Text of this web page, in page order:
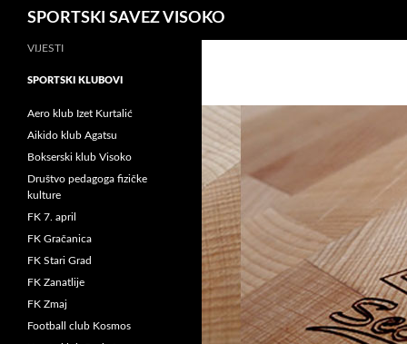
SPORTSKI SAVEZ VISOKO
VIJESTI
SPORTSKI KLUBOVI
Aero klub Izet Kurtalić
Aikido klub Agatsu
Bokserski klub Visoko
Društvo pedagoga fizičke
kulture
FK 7. april
FK Gračanica
FK Stari Grad
FK Zanatlije
FK Zmaj
Football club Kosmos